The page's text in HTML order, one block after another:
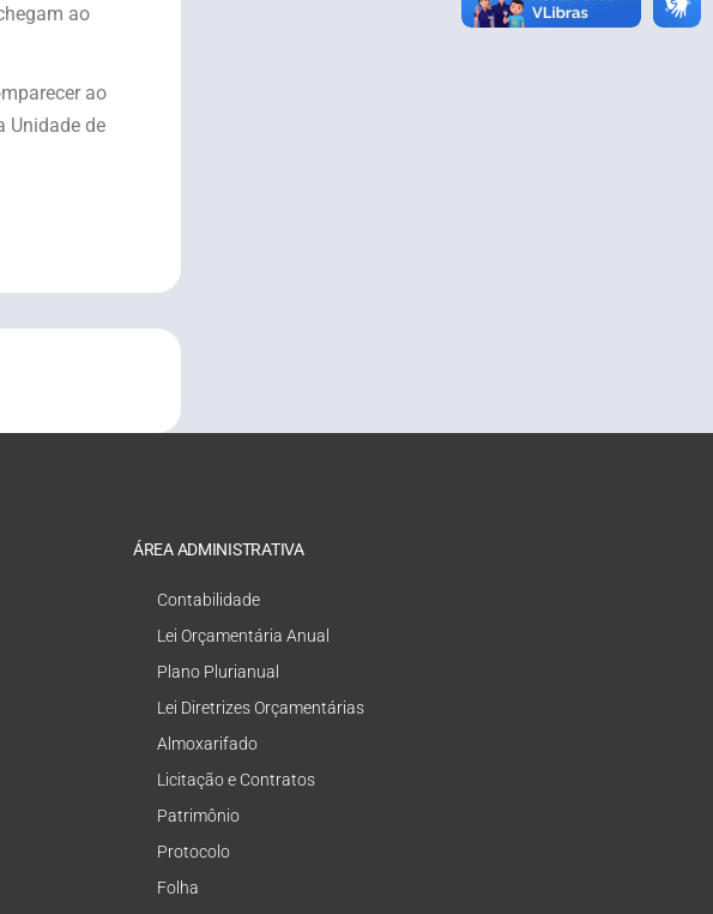
ao
ao
Unidade de
ÁREA ADMINISTRATIVA
Contabilidade
Lei Orçamentária Anual
Plano Plurianual
Lei Diretrizes Orçamentárias
Almoxarifado
Licitação e Contratos
Patrimônio
Protocolo
Folha